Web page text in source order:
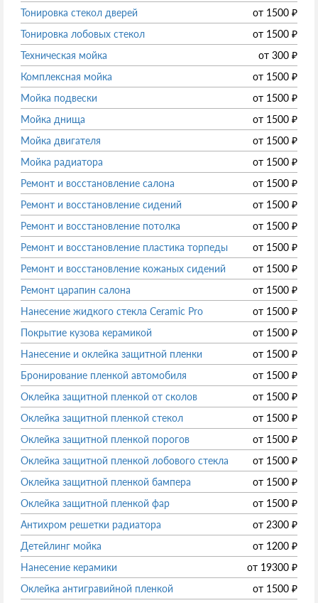
Тонировка стекол дверей
от 1500 ₽
Тонировка лобовых стекол
от 1500 ₽
Техническая мойка
от 300 ₽
Комплексная мойка
от 1500 ₽
Мойка подвески
от 1500 ₽
Мойка днища
от 1500 ₽
Мойка двигателя
от 1500 ₽
Мойка радиатора
от 1500 ₽
Ремонт и восстановление салона
от 1500 ₽
Ремонт и восстановление сидений
от 1500 ₽
Ремонт и восстановление потолка
от 1500 ₽
Ремонт и восстановление пластика торпеды
от 1500 ₽
Ремонт и восстановление кожаных сидений
от 1500 ₽
Ремонт царапин салона
от 1500 ₽
Нанесение жидкого стекла Ceramic Pro
от 1500 ₽
Покрытие кузова керамикой
от 1500 ₽
Нанесение и оклейка защитной пленки
от 1500 ₽
Бронирование пленкой автомобиля
от 1500 ₽
Оклейка защитной пленкой от сколов
от 1500 ₽
Оклейка защитной пленкой стекол
от 1500 ₽
Оклейка защитной пленкой порогов
от 1500 ₽
Оклейка защитной пленкой лобового стекла
от 1500 ₽
Оклейка защитной пленкой бампера
от 1500 ₽
Оклейка защитной пленкой фар
от 1500 ₽
Антихром решетки радиатора
от 2300 ₽
Детейлинг мойка
от 1200 ₽
Нанесение керамики
от 19300 ₽
Оклейка антигравийной пленкой
от 1500 ₽